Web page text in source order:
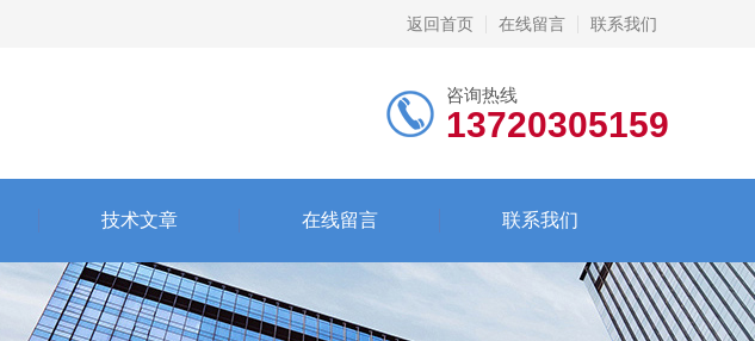
返回首页 在线留言 联系我们
咨询热线
13720305159
技术文章 在线留言 联系我们